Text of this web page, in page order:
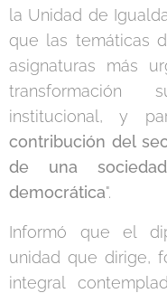
la Unidad de
que las temáticas
asignaturas más
transformación
institucional, y
contribución del
de una
democrática".
Informó que el
unidad que dirige,
integral